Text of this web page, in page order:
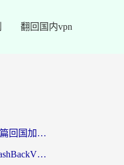
翻回国内vpn
美国看世界杯总卡？这篇回国加速器指南帮你无缝刷国内资源（附苹果手机VPN设置步骤）
穿梭VPN好用吗？和FlashBackVPN对比哪个回国效果更好？